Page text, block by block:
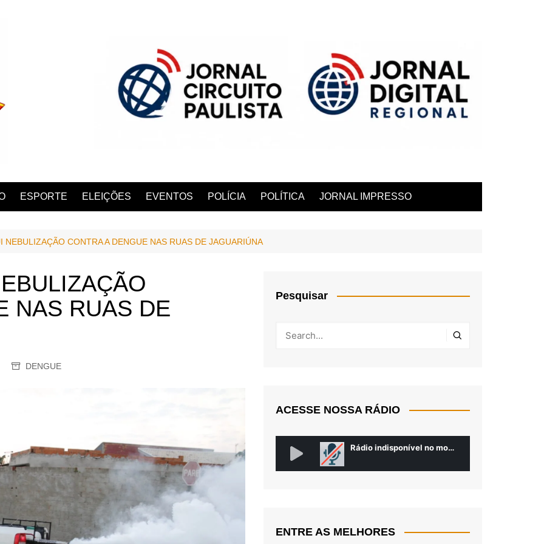
PRETO
ESPORTE ELEIÇÕES EVENTOS POLÍCIA POLÍTICA JORNAL IMPRESSO
NEBULIZAÇÃO CONTRA A DENGUE NAS RUAS DE JAGUARIÚNA
NAS RUAS DE
DENGUE
Pesquisar
ACESSE NOSSA RÁDIO
ENTRE AS MELHORES